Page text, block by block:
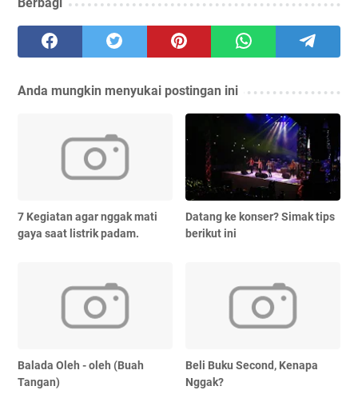
Berbagi
Anda mungkin menyukai postingan ini
7 Kegiatan agar nggak mati
gaya saat listrik padam.
Datang ke konser? Simak tips
berikut ini
Balada Oleh - oleh (Buah
Tangan)
Beli Buku Second, Kenapa
Nggak?